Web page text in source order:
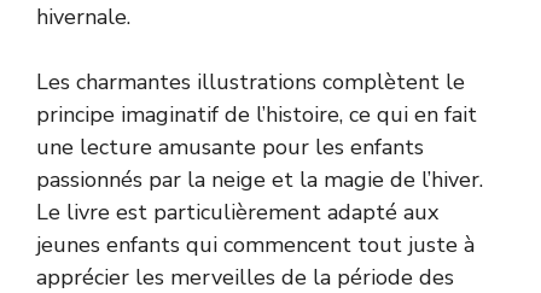
hivernale.
Les charmantes illustrations complètent le
principe imaginatif de l’histoire, ce qui en fait
une lecture amusante pour les enfants
passionnés par la neige et la magie de l’hiver.
Le livre est particulièrement adapté aux
jeunes enfants qui commencent tout juste à
apprécier les merveilles de la période des